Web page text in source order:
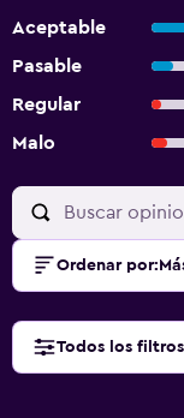
Aceptable
Pasable
Regular
Malo
Ordenar por:
Todos los filtros